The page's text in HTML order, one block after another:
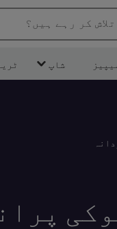
کر رہے ہیں؟
شاپ